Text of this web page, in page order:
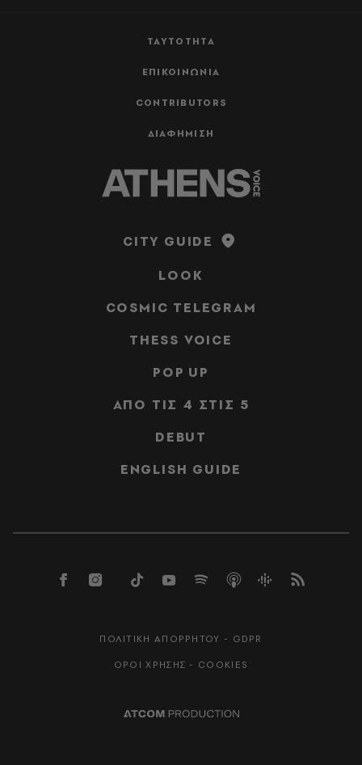
ΤΑΥΤΟΤΗΤΑ
ΕΠΙΚΟΙΝΩΝΙΑ
CONTRIBUTORS
ΔΙΑΦΗΜΙΣΗ
CITY GUIDE
LOOK
COSMIC TELEGRAM
THESS VOICE
POP UP
ΑΠΟ ΤΙΣ 4 ΣΤΙΣ 5
DEBUT
ENGLISH GUIDE
ΠΟΛΙΤΙΚΗ ΑΠΟΡΡΗΤΟΥ - GDPR
ΟΡΟΙ ΧΡΗΣΗΣ - COOKIES